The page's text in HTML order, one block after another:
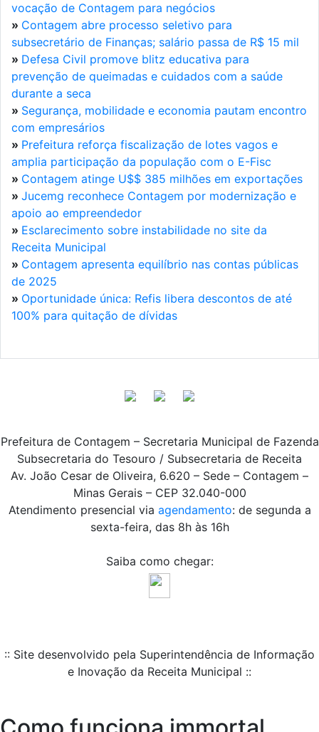
vocação de Contagem para negócios
» Contagem abre processo seletivo para
subsecretário de Finanças; salário passa de R$ 15 mil
» Defesa Civil promove blitz educativa para
prevenção de queimadas e cuidados com a saúde
durante a seca
» Segurança, mobilidade e economia pautam encontro
com empresários
» Prefeitura reforça fiscalização de lotes vagos e
amplia participação da população com o E-Fisc
» Contagem atinge U$$ 385 milhões em exportações
» Jucemg reconhece Contagem por modernização e
apoio ao empreendedor
» Esclarecimento sobre instabilidade no site da
Receita Municipal
» Contagem apresenta equilíbrio nas contas públicas
de 2025
» Oportunidade única: Refis libera descontos de até
100% para quitação de dívidas
Prefeitura de Contagem – Secretaria Municipal de Fazenda
Subsecretaria do Tesouro / Subsecretaria de Receita
Av. João Cesar de Oliveira, 6.620 – Sede – Contagem –
Minas Gerais – CEP 32.040-000
Atendimento presencial via agendamento: de segunda a
sexta-feira, das 8h às 16h
Saiba como chegar:
:: Site desenvolvido pela Superintendência de Informação
e Inovação da Receita Municipal ::